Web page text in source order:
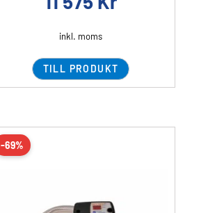
inkl. moms
TILL PRODUKT
-69%